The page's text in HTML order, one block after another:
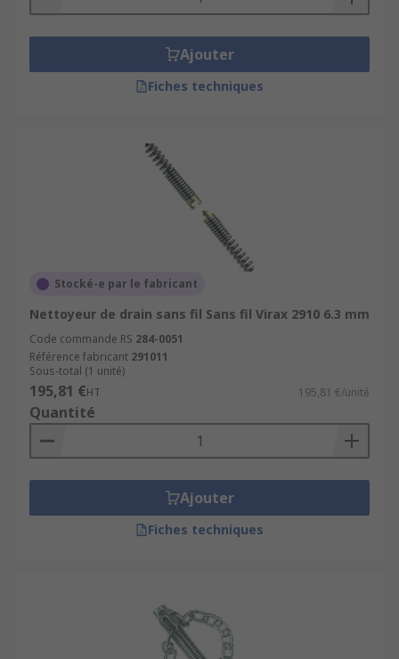
Ajouter
Fiches techniques
Stocké-e par le fabricant
Nettoyeur de drain sans fil Sans fil Virax 2910 6.3 mm
Code commande RS 284-0051
Référence fabricant 291011
Sous-total (1 unité)
195,81 €HT 195,81 €/unité
Quantité
Ajouter
Fiches techniques